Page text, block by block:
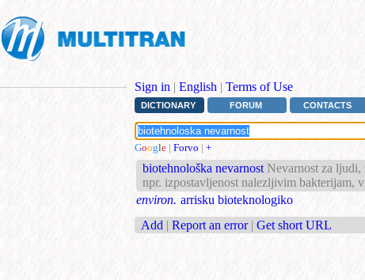
Sign in | English | Terms of Use
DICTIONARY FORUM CONTACTS
Google | Forvo | +
biotehnološka nevarnost Nevarnost za
npr. izpostavljenost nalezljivim bakterijam,
environ. arrisku bioteknologiko
Add | Report an error | Get short URL